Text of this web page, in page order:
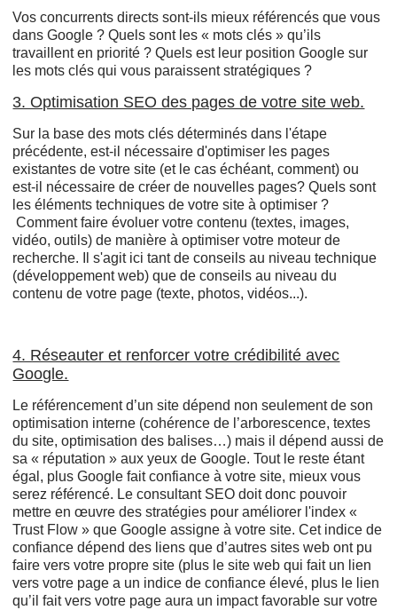
Vos concurrents directs sont-ils mieux référencés que vous
dans Google ? Quels sont les « mots clés » qu’ils
travaillent en priorité ? Quels est leur position Google sur
les mots clés qui vous paraissent stratégiques ?
3. Optimisation SEO des pages de votre site web.
Sur la base des mots clés déterminés dans l'étape
précédente, est-il nécessaire d'optimiser les pages
existantes de votre site (et le cas échéant, comment) ou
est-il nécessaire de créer de nouvelles pages? Quels sont
les éléments techniques de votre site à optimiser ?
Comment faire évoluer votre contenu (textes, images,
vidéo, outils) de manière à optimiser votre moteur de
recherche. Il s'agit ici tant de conseils au niveau technique
(développement web) que de conseils au niveau du
contenu de votre page (texte, photos, vidéos...).
4. Réseauter et renforcer votre crédibilité avec
Google.
Le référencement d’un site dépend non seulement de son
optimisation interne (cohérence de l’arborescence, textes
du site, optimisation des balises…) mais il dépend aussi de
sa « réputation » aux yeux de Google. Tout le reste étant
égal, plus Google fait confiance à votre site, mieux vous
serez référencé. Le consultant SEO doit donc pouvoir
mettre en œuvre des stratégies pour améliorer l'index «
Trust Flow » que Google assigne à votre site. Cet indice de
confiance dépend des liens que d’autres sites web ont pu
faire vers votre propre site (plus le site web qui fait un lien
vers votre page a un indice de confiance élevé, plus le lien
qu’il fait vers votre page aura un impact favorable sur votre